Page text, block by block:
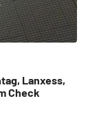
Lanxess,
Check